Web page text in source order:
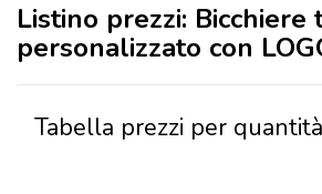
Listino prezzi: Bicchiere
personalizzato con
Tabella prezzi per quantità